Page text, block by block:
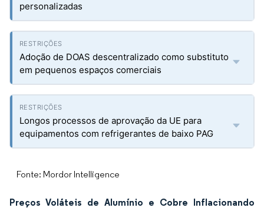
personalizadas
Adoção de DOAS descentralizado como substituto
em pequenos espaços comerciais
Longos processos de aprovação da UE para
equipamentos com refrigerantes de baixo PAG
Fonte: Mordor Intelligence
Preços Voláteis de Alumínio e Cobre Inflacionando